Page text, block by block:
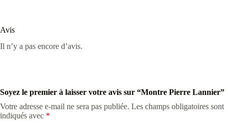
Avis
Il n’y a pas encore d’avis.
Soyez le premier à laisser votre avis sur “Montre Pierre Lannier”
Votre adresse e-mail ne sera pas publiée. Les champs obligatoires sont
indiqués avec *